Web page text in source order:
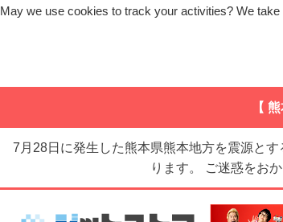
【
7月28日に発生した熊本県熊本地方を震源と
ります。 ご迷惑をお
May we use cookies to track your activities? We